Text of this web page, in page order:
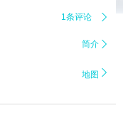
1条评论 
简介 
地图 